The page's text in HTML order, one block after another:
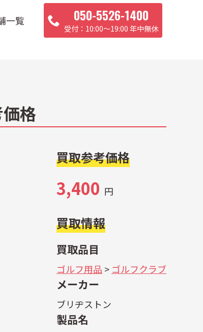
一覧 050-5526-1400
10:00〜19:00 年中無休
格
買取参考価格
3,400 円
買取情報
買取品目
ゴルフ用品 > ゴルフクラブ
メーカー
ブリヂストン
製品名